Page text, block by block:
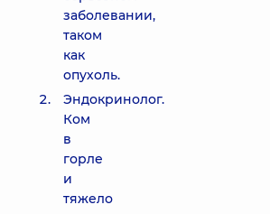
заболевании,
таком
как
опухоль.
Эндокринолог.
Ком
в
горле
и
тяжело